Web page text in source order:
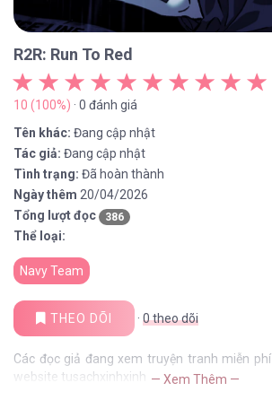
R2R: Run To Red
10 (100%) · 0 đánh giá
Tên khác: Đang cập nhật
Tác giả: Đang cập nhật
Tình trạng: Đã hoàn thành
Ngày thêm 20/04/2026
Tổng lượt đọc
386
Thể loại:
Navy Team
THEO DÕI · 0theo dõi
Các đọc giả đang xem truyện tranh miễn phí
website tusachxinhxinh — Xem Thêm —